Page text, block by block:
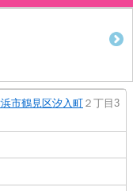
市鶴見区汐入町 ２丁目3